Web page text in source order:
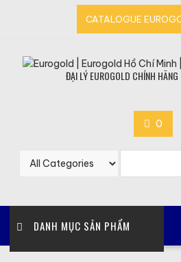
CATALOGUE
ĐẠI LÝ EUROGOLD CHÍNH
0
DANH MỤC SẢN PHẨM